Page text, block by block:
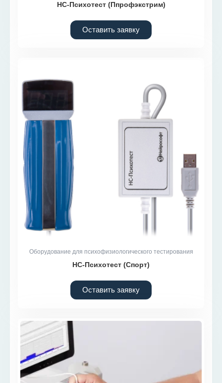
НС-Психотест (Ппрофэкстрим)
Оставить заявку
Оборудование для психофизиологического тестирования
НС-Психотест (Спорт)
Оставить заявку